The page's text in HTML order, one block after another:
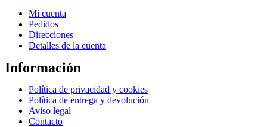
Menú
Mi cuenta
Pedidos
Direcciones
Detalles de la cuenta
Información
Menú
Política de privacidad y cookies
Política de entrega y devolución
Aviso legal
Contacto